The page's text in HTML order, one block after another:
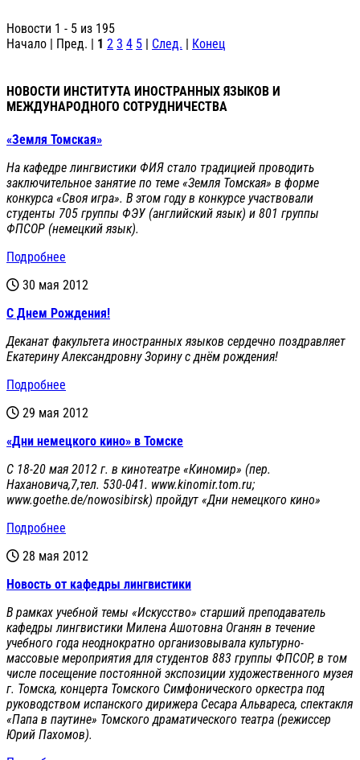
Новости 1 - 5 из 195
Начало | Пред. | 1 2 3 4 5 | След. | Конец
НОВОСТИ ИНСТИТУТА ИНОСТРАННЫХ ЯЗЫКОВ И
МЕЖДУНАРОДНОГО СОТРУДНИЧЕСТВА
«Земля Томская»
На кафедре лингвистики ФИЯ стало традицией проводить
заключительное занятие по теме «Земля Томская» в форме
конкурса «Своя игра». В этом году в конкурсе участвовали
студенты 705 группы ФЭУ (английский язык) и 801 группы
ФПСОР (немецкий язык).
Подробнее
30 мая 2012
С Днем Рождения!
Деканат факультета иностранных языков сердечно поздравляет
Екатерину Александровну Зорину с днём рождения!
Подробнее
29 мая 2012
«Дни немецкого кино» в Томске
C 18-20 мая 2012 г. в кинотеатре «Киномир» (пер.
Нахановича,7,тел. 530-041. www.kinomir.tom.ru;
www.goethe.de/nowosibirsk) пройдут «Дни немецкого кино»
Подробнее
28 мая 2012
Новость от кафедры лингвистики
В рамках учебной темы «Искусство» старший преподаватель
кафедры лингвистики Милена Ашотовна Оганян в течение
учебного года неоднократно организовывала культурно-
массовые мероприятия для студентов 883 группы ФПCОР, в том
числе посещение постоянной экспозиции художественного музея
г. Томска, концерта Томского Симфонического оркестра под
руководством испанского дирижера Сесара Альвареса, спектакля
«Папа в паутине» Томского драматического театра (режиссер
Юрий Пахомов).